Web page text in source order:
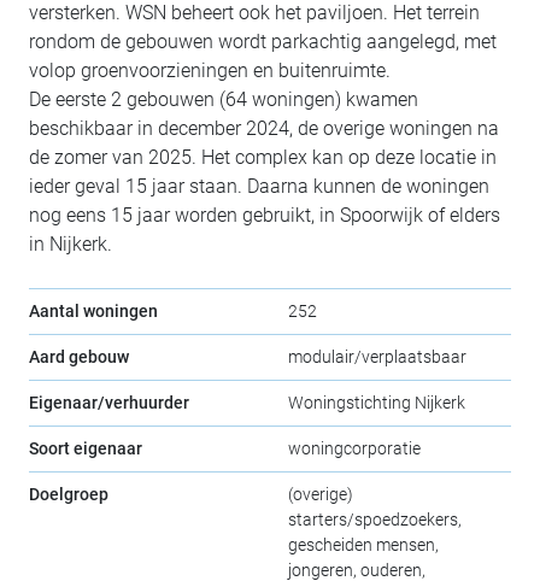
versterken. WSN beheert ook het paviljoen. Het terrein
rondom de gebouwen wordt parkachtig aangelegd, met
volop groenvoorzieningen en buitenruimte.
De eerste 2 gebouwen (64 woningen) kwamen
beschikbaar in december 2024, de overige woningen na
de zomer van 2025. Het complex kan op deze locatie in
ieder geval 15 jaar staan. Daarna kunnen de woningen
nog eens 15 jaar worden gebruikt, in Spoorwijk of elders
in Nijkerk.
Aantal woningen 252
Aard gebouw modulair/verplaatsbaar
Eigenaar/verhuurder Woningstichting Nijkerk
Soort eigenaar woningcorporatie
Doelgroep
(overige)
starters/spoedzoekers,
gescheiden mensen,
jongeren, ouderen,